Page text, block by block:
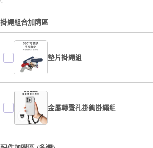
掛繩組合加購區
墊片掛繩組
undefined / undefined
掛繩
undefined / undefined
金屬轉聲孔掛鉤掛繩組